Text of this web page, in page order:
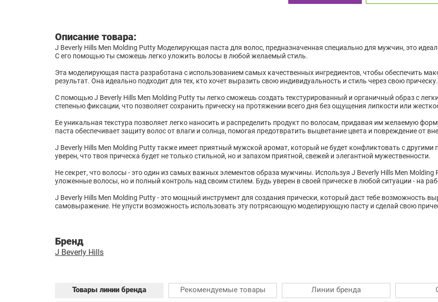
Описание товара:
J Beverly Hills Men Molding Putty Моделирующая паста для волос, предназначенная специально для мужчин, это
С его помощью ты сможешь легко уложить волосы в любой желаемый стиль.
Эта моделирующая паста разработана с использованием самых качественных ингредиентов, чтобы обеспечить
результат. Она идеально подходит для тех, кто хочет выразить свою индивидуальность и стиль через свою прическу.
С помощью J Beverly Hills Men Molding Putty ты легко сможешь создать текстурированный и органичный образ с
степенью фиксации, что позволяет сохранить прическу на протяжении всего дня без ощущения липкости или
Ее уникальная текстура позволяет легко наносить и распределить продукт по волосам, придавая им желаемую
паста обеспечивает защиту волос от влаги и солнца, помогая предотвратить выцветание цвета и повреждение от
J Beverly Hills Men Molding Putty также имеет приятный мужской аромат, который не будет конфликтовать с
уверен, что твоя прическа будет не только стильной, но и запахом приятной, свежей и элегантной мужественности.
Не секрет, что волосы - это один из самых важных элементов образа мужчины. Используя J Beverly Hills Men
уложенные волосы, но и полный контроль над своим стилем. Будь уверен в своей прическе в любой ситуации - на
J Beverly Hills Men Molding Putty - это мощный инструмент для создания прически, который даст тебе возможность
самовыражение. Не упусти возможность использовать эту потрясающую моделирующую пасту и сделай свою
Бренд
J Beverly Hills
Товары линии бренда Рекомендуемые товары Линии бренда